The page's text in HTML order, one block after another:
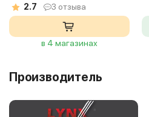
2.7
3 отзыва
в 4 магазинах
Производитель